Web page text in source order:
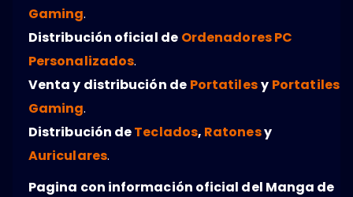
Gaming.
Distribución oficial de Ordenadores PC
Personalizados.
Venta y distribución de Portatilesy Portatiles
Gaming.
Distribución deTeclados, Ratonesy
Auriculares.
Pagina con información oficial del Manga de